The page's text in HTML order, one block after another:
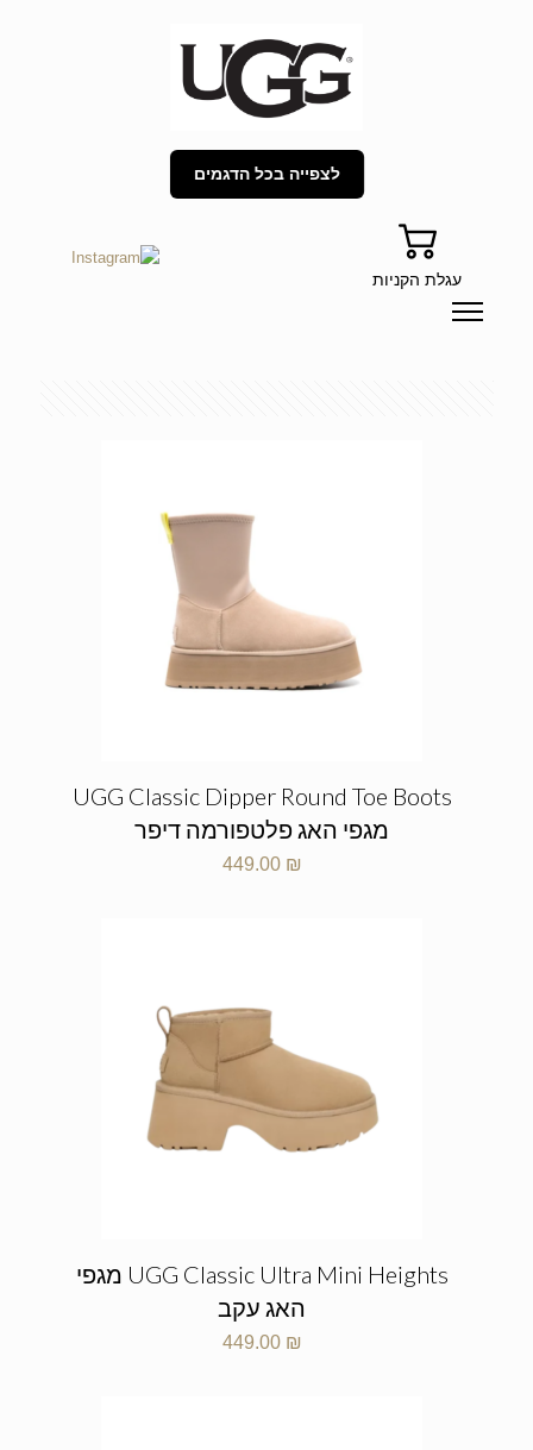
לצפייה בכל הדגמים
עגלת הקניות
UGG Classic Dipper Round Toe Boots
מגפי האג פלטפורמה דיפר
449.00 ₪
UGG Classic Ultra Mini Heights מגפי
האג עקב
449.00 ₪